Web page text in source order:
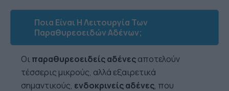
Ποια Είναι Η Λειτουργία Των
Παραθυρεοειδών Αδένων;
Οιπαραθυρεοειδείς αδένεςαποτελούν
τέσσερις μικρούς, αλλά εξαιρετικά
σημαντικούς, ενδοκρινείς αδένες, που